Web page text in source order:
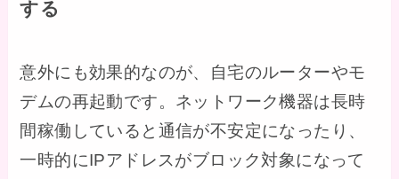
する
意外にも効果的なのが、自宅のルーターやモ
デムの再起動です。ネットワーク機器は長時
間稼働していると通信が不安定になったり、
一時的にIPアドレスがブロック対象になって